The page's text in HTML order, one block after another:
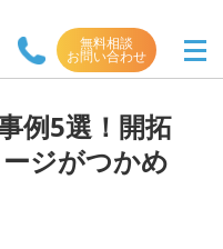
無料相談
お問い合わせ
例5選！開拓
ジがつかめ